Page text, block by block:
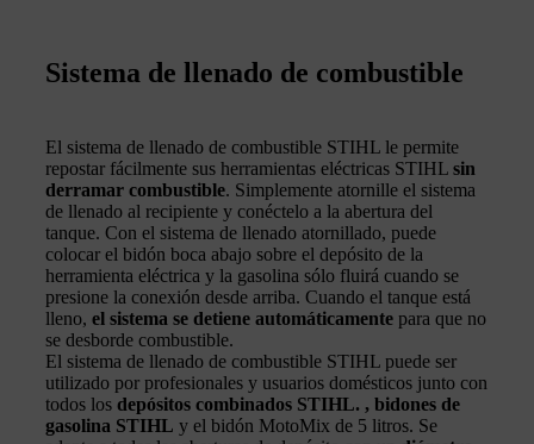
Sistema de llenado de combustible
El sistema de llenado de combustible STIHL le permite
repostar fácilmente sus herramientas eléctricas STIHL sin
derramar combustible. Simplemente atornille el sistema
de llenado al recipiente y conéctelo a la abertura del
tanque. Con el sistema de llenado atornillado, puede
colocar el bidón boca abajo sobre el depósito de la
herramienta eléctrica y la gasolina sólo fluirá cuando se
presione la conexión desde arriba. Cuando el tanque está
lleno, el sistema se detiene automáticamente para que no
se desborde combustible.
El sistema de llenado de combustible STIHL puede ser
utilizado por profesionales y usuarios domésticos junto con
todos los depósitos combinados STIHL. , bidones de
gasolina STIHL y el bidón MotoMix de 5 litros. Se